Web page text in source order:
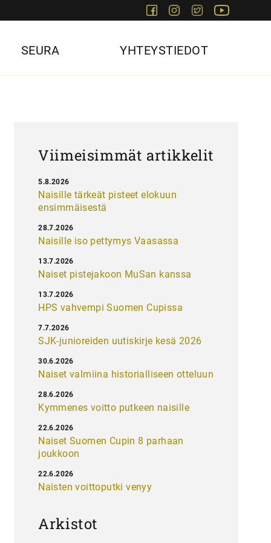
FacebookInstagram
Twitter
SEURA YHTEYSTIEDOT
Viimeisimmät artikkelit
Naisille tärkeät pisteet elokuun
ensimmäisestä
5.8.2026
Naisille iso pettymys Vaasassa
28.7.2026
Naiset pistejakoon MuSan kanssa
13.7.2026
HPS vahvempi Suomen Cupissa
13.7.2026
SJK-junioreiden uutiskirje kesä 2026
7.7.2026
Naiset valmiina historialliseen otteluun
30.6.2026
Kymmenes voitto putkeen naisille
28.6.2026
Naiset Suomen Cupin 8 parhaan
joukkoon
22.6.2026
Naisten voittoputki venyy
22.6.2026
Arkistot